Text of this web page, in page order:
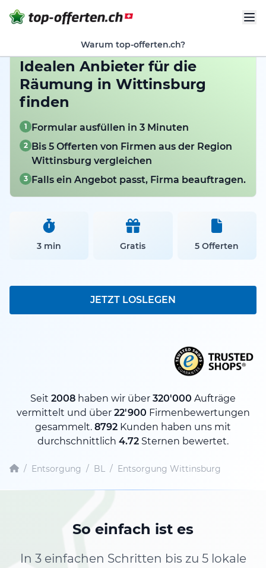
Warum top-offerten.ch?
Idealen Anbieter für die
Räumung in Wittinsburg
finden
1 Formular ausfüllen in 3 Minuten
2 Bis 5 Offerten von Firmen aus der Region
Wittinsburg vergleichen
3 Falls ein Angebot passt, Firma beauftragen.
3 min Gratis 5 Offerten
JETZT LOSLEGEN
Seit 2008 haben wir über 320'000 Aufträge
vermittelt und über 22'900 Firmenbewertungen
gesammelt. 8792 Kunden haben uns mit
durchschnittlich 4.72 Sternen bewertet.
/ Entsorgung / BL / Entsorgung Wittinsburg
So einfach ist es
In 3 einfachen Schritten bis zu 5 lokale